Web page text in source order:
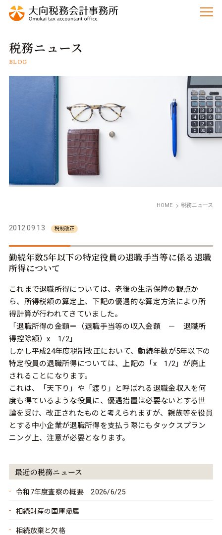
税務ニュース
BLOG
HOME 税務ニュース
2012.09.13 税制改正
勤続年数5年以下の特定役員の退職手当等に係る退職
所得について
これまで退職所得については、老後の生活保障の観点か
ら、所得税額の算定上、下記の優遇的な算定方法により所
得計算が行われてきていました。
「退職所得の金額＝（退職手当等の収入金額 － 退職所
得控除額）x 1/2」
しかし平成24年度税制改正において、勤続年数が5年以下の
特定役員の退職所得については、上記の「x 1/2」が廃止
されることになります。
これは、「天下り」や「渡り」と呼ばれる退職金収入を何
度も得ているような役員に、優遇措置は必要ないとする世
論を受け、改正されたものと考えられますが、親族等を役員
とする中小企業が退職所得を支払う際にもタックスプラン
ニング上、注意が必要となります。
最近の税務ニュース
令和7年度査察の概要 2026/6/25
相続財産の国庫帰属
相続放棄と欠格